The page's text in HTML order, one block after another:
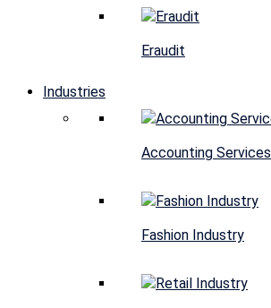
Eraudit
Industries
Accounting Services
Fashion Industry